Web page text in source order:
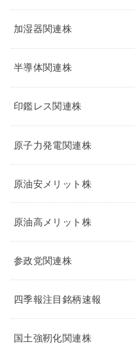
加湿器関連株
半導体関連株
印鑑レス関連株
原子力発電関連株
原油安メリット株
原油高メリット株
参政党関連株
四季報注目銘柄速報
国土強靭化関連株